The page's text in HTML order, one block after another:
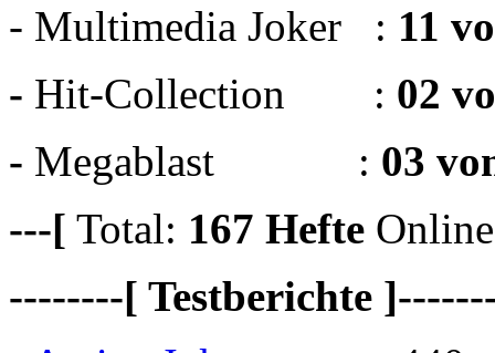
- Multimedia Joker : 11
- Hit-Collection : 02
- Megablast : 03
---[ Total: 167 Hefte Online
--------[ Testberichte